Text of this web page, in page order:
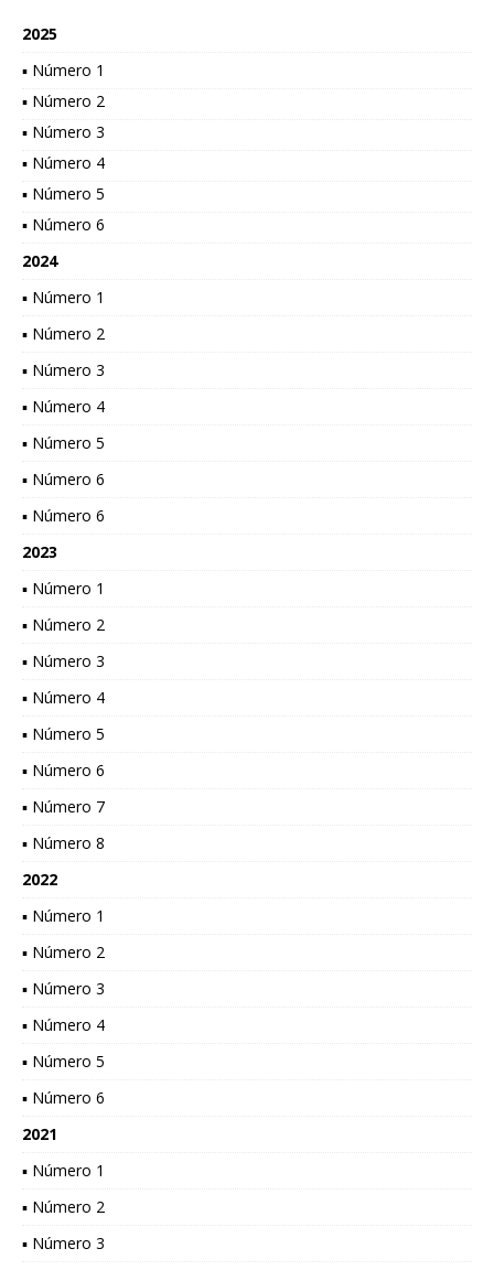
2025
▪ Número 1
▪ Número 2
▪ Número 3
▪ Número 4
▪ Número 5
▪ Número 6
2024
▪ Número 1
▪ Número 2
▪ Número 3
▪ Número 4
▪ Número 5
▪ Número 6
▪ Número 6
2023
▪ Número 1
▪ Número 2
▪ Número 3
▪ Número 4
▪ Número 5
▪ Número 6
▪ Número 7
▪ Número 8
2022
▪ Número 1
▪ Número 2
▪ Número 3
▪ Número 4
▪ Número 5
▪ Número 6
2021
▪ Número 1
▪ Número 2
▪ Número 3